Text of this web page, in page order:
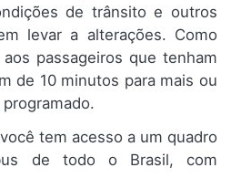
de trânsito e outros
levar a alterações. Como
passageiros que tenham
de 10 minutos para mais ou
tem acesso a um quadro
de todo o Brasil, com